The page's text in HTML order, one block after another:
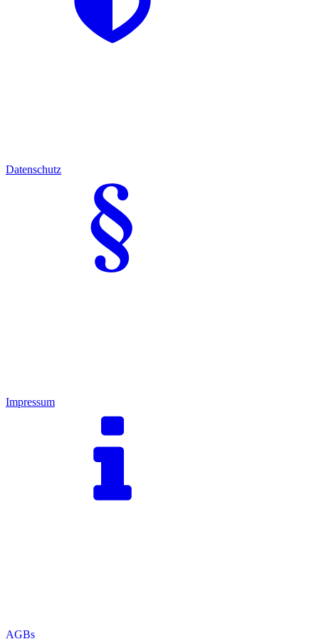
Datenschutz
Impressum
AGBs